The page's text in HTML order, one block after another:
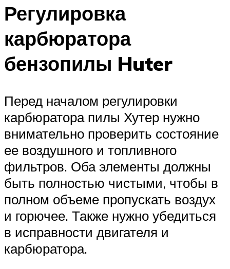
Регулировка
карбюратора
бензопилы Huter
Перед началом регулировки
карбюратора пилы Хутер нужно
внимательно проверить состояние
ее воздушного и топливного
фильтров. Оба элементы должны
быть полностью чистыми, чтобы в
полном объеме пропускать воздух
и горючее. Также нужно убедиться
в исправности двигателя и
карбюратора.